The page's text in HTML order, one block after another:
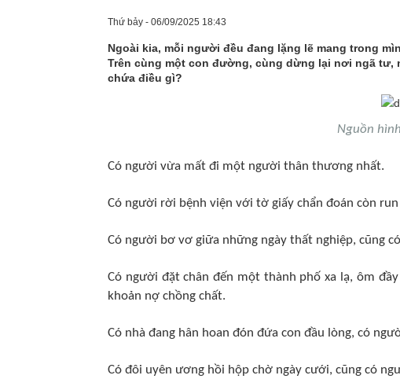
Thứ bảy - 06/09/2025 18:43
Ngoài kia, mỗi người đều đang lặng lẽ mang trong
Trên cùng một con đường, cùng dừng lại nơi ngã
chứa điều gì?
Nguồn
Có người vừa mất đi một người thân thương nhất.
Có người rời bệnh viện với tờ giấy chẩn đoán còn
Có người bơ vơ giữa những ngày thất nghiệp, cũng
Có người đặt chân đến một thành phố xa lạ, ôm
khoản nợ chồng chất.
Có nhà đang hân hoan đón đứa con đầu lòng, có
Có đôi uyên ương hồi hộp chờ ngày cưới, cũng có